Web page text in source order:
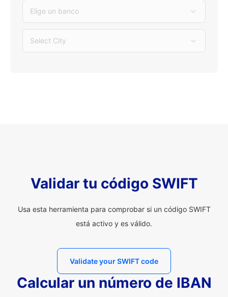
Elige un banco
Select City
Validar tu código SWIFT
Usa esta herramienta para comprobar si un código SWIFT
está activo y es válido.
Validate your SWIFT code
Calcular un número de IBAN